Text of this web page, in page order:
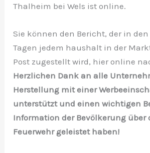
Thalheim bei Wels ist online.
Sie können den Bericht, der in
Tagen jedem haushalt in der
Post zugestellt wird, hier online
Herzlichen Dank an alle
Herstellung mit einer
unterstützt und einen wichtigen
Information der Bevölkerung über
Feuerwehr geleistet haben!